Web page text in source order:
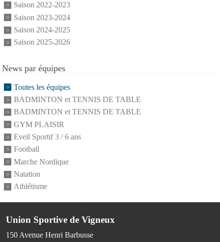
Saison 2022-2023
Saison 2023-2024
Saison 2024-2025
Saison 2025-2026
News par équipes
Toutes les équipes
BADMINTON et TENNIS DE TABLE
BADMINTON et TENNIS DE TABLE
GYM PLAISIR
Eveil Sportif 3 / 6 ans
Football
Marche Nordique
Natation
Athlétisme
Union Sportive de Vigneux
150 Avenue Henri Barbusse